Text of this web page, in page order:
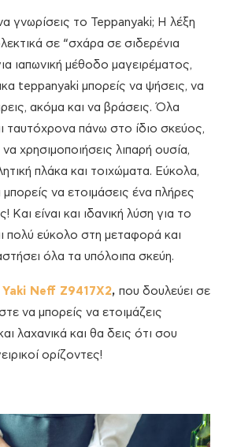
γνωρίσεις το Teppanyaki; Η λέξη
σε “σχάρα σε σιδερένια
ιαπωνική μέθοδο μαγειρέματος,
teppanyaki μπορείς να ψήσεις, να
ακόμα και να βράσεις. Όλα
ταυτόχρονα πάνω στο ίδιο σκεύος,
χρησιμοποιήσεις λιπαρή ουσία,
πλάκα και τοιχώματα. Εύκολα,
μπορείς να ετοιμάσεις ένα πλήρες
είναι και ιδανική λύση για το
πολύ εύκολο στη μεταφορά και
όλα τα υπόλοιπα σκεύη.
Yaki Neff Z9417X2, που δουλεύει σε
να μπορείς να ετοιμάζεις
λαχανικά και θα δεις ότι σου
ορίζοντες!